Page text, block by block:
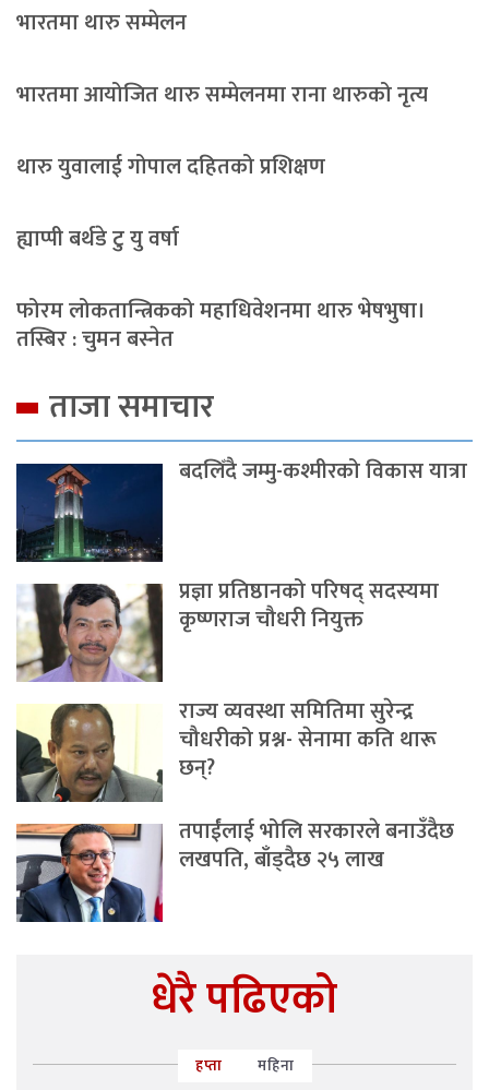
भारतमा थारु सम्मेलन
भारतमा आयोजित थारु सम्मेलनमा राना थारुको नृत्य
थारु युवालाई गोपाल दहितको प्रशिक्षण
ह्याप्पी बर्थडे टु यु वर्षा
फोरम लोकतान्त्रिकको महाधिवेशनमा थारु भेषभुषा।
तस्बिर : चुमन बस्नेत
ताजा समाचार
बदलिँदै जम्मु-कश्मीरको विकास यात्रा
प्रज्ञा प्रतिष्ठानको परिषद् सदस्यमा
कृष्णराज चौधरी नियुक्त
राज्य व्यवस्था समितिमा सुरेन्द्र
चौधरीको प्रश्न- सेनामा कति थारू
छन्?
तपाईंलाई भोलि सरकारले बनाउँदैछ
लखपति, बाँड्दैछ २५ लाख
धेरै पढिएको
हप्ता महिना